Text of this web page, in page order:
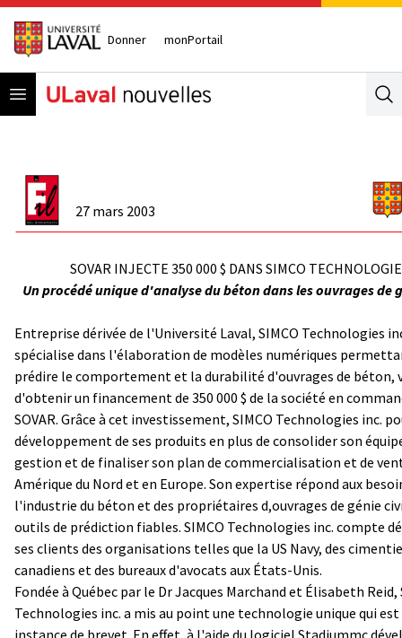
Donner monPortail
Open menu
27 mars 2003
SOVAR INJECTE 350 000 $ DANS SIMCO
Un procédé unique d'analyse du béton dans les ouvrages de
Entreprise dérivée de l'Université Laval, SIMCO Technologies
spécialise dans l'élaboration de modèles numériques
prédire le comportement et la durabilité d'ouvrages de béton,
d'obtenir un financement de 350 000 $ de la société en
SOVAR. Grâce à cet investissement, SIMCO Technologies inc.
développement de ses produits en plus de consolider son
gestion et de finaliser son plan de commercialisation et de
Amérique du Nord et en Europe. Son expertise répond aux
l'industrie du béton et des propriétaires d,ouvrages de génie
outils de prédiction fiables. SIMCO Technologies inc. compte
ses clients des organisations telles que la US Navy, des
canadiens et des bureaux d'avocats aux États-Unis.
Fondée à Québec par le Dr Jacques Marchand et Élisabeth Reid,
Technologies inc. a mis au point une technologie unique qui est
instance de brevet. En effet, à l'aide du logiciel Stadiummc